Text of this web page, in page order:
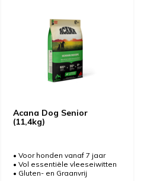
Acana Dog Senior
(11,4kg)
• Voor honden vanaf 7 jaar
• Vol essentiële vleeseiwitten
• Gluten- en Graanvrij